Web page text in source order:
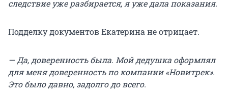
следствие уже разбирается, я уже дала показания.
Подделку документов Екатерина не отрицает.
— Да, доверенность была. Мой дедушка оформлял
для меня доверенность по компании «Новитрек».
Это было давно, задолго до всего.